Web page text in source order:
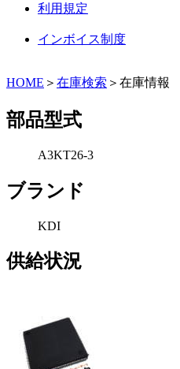
利用規定
インボイス制度
HOME ＞ 在庫検索 ＞在庫情報
部品型式
A3KT26-3
ブランド
KDI
供給状況